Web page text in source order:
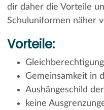
dir daher die Vorteile
Schuluniformen näher
Vorteile:
Gemeinsamkeit in
Aushängeschild
keine